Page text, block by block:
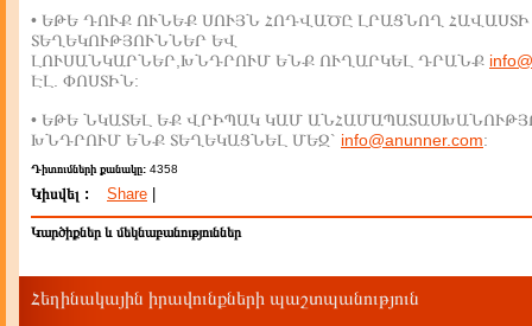
• ԵԹԵ ԴՈՒՔ ՈՒՆԵՔ ՍՈՒՅՆ ՀՈԴՎԱԾԸ ԼՐԱՑՆՈՂ ՀԱՎԱՍՏԻ
ՏԵՂԵԿՈՒԹՅՈՒՆՆԵՐ ԵՎ
ԼՈՒՍԱՆԿԱՐՆԵՐ,ԽՆԴՐՈՒՄ ԵՆՔ ՈՒՂԱՐԿԵԼ ԴՐԱՆՔ
ԷԼ. ՓՈՍՏԻՆ:
• ԵԹԵ ՆԿԱՏԵԼ ԵՔ ՎՐԻՊԱԿ ԿԱՄ
ԽՆԴՐՈՒՄ ԵՆՔ ՏԵՂԵԿԱՑՆԵԼ ՄԵԶ` info@anunner.com:
Դիտումների քանակը: 4358
Կիսվել : Share
Կարծիքներ և մեկնաբանություններ
Հեղինակային իրավունքների պաշտպանություն